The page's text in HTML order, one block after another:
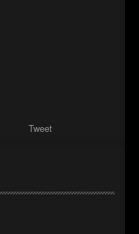
Tweet